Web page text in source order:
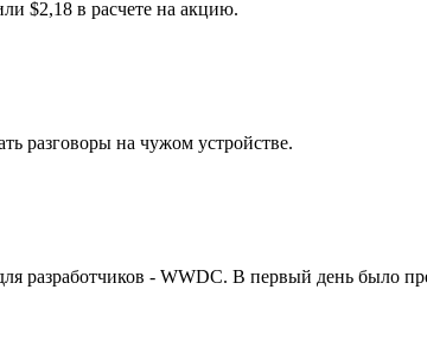
$2,18 в расчете на акцию.
разговоры на чужом устройстве.
разработчиков - WWDC. В первый день было